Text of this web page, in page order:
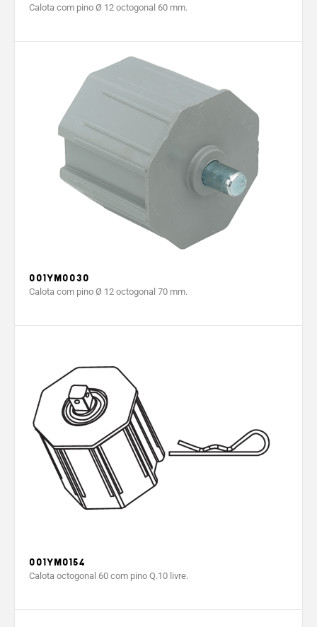
Calota com pino Ø 12 octogonal 60 mm.
001YM0030
Calota com pino Ø 12 octogonal 70 mm.
001YM0154
Calota octogonal 60 com pino Q.10 livre.